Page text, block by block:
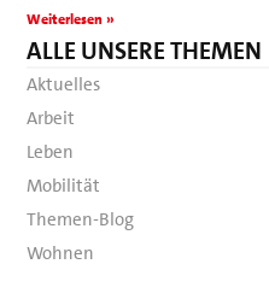
Weiterlesen »
ALLE UNSERE THEMEN
Aktuelles
Arbeit
Leben
Mobilität
Themen-Blog
Wohnen